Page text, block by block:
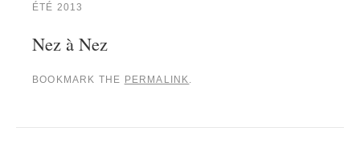
ÉTÉ 2013
Nez à Nez
BOOKMARK THE PERMALINK